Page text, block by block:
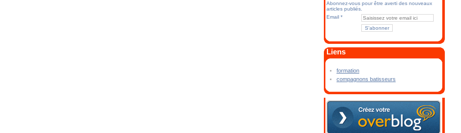
Abonnez-vous pour être averti des nouveaux
articles publiés.
Email
Liens
formation
compagnons batisseurs